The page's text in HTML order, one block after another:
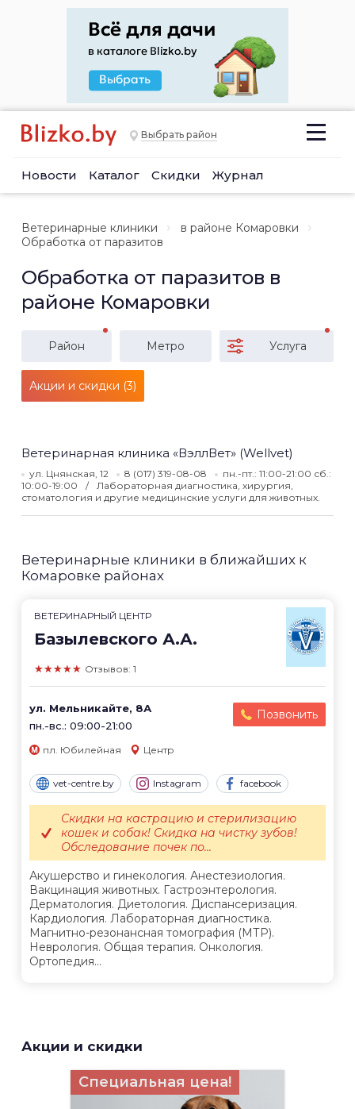
Выбрать район
Новости Каталог Скидки Журнал
Ветеринарные клиники
в районе Комаровки
Обработка от паразитов
Обработка от паразитов в
районе Комаровки
Район Метро Услуга
Акции и скидки (3)
Ветеринарная клиника «ВэллВет» (Wellvet)
ул. Цнянская, 12 8 (017) 319-08-08
пн.-пт.: 11:00-21:00 сб.:
10:00-19:00
Лабораторная диагностика, хирургия,
стоматология и другие медицинские услуги для животных.
Ветеринарные клиники в ближайших к
Комаровке районах
ВЕТЕРИНАРНЫЙ ЦЕНТР
Базылевского А.А.
★★★★★ Отзывов: 1
ул. Мельникайте, 8А
пн.-вс.: 09:00-21:00
Позвонить
пл. Юбилейная Центр
vet-centre.by Instagram facebook
Акушерство и гинекология. Анестезиология.
Вакцинация животных. Гастроэнтерология.
Дерматология. Диетология. Диспансеризация.
Кардиология. Лабораторная диагностика.
Магнитно-резонансная томография (МТР).
Неврология. Общая терапия. Онкология.
Ортопедия...
Скидки на кастрацию и стерилизацию
кошек и собак! Скидка на чистку зубов!
Обследование почек по...
Акции и скидки
Специальная цена!